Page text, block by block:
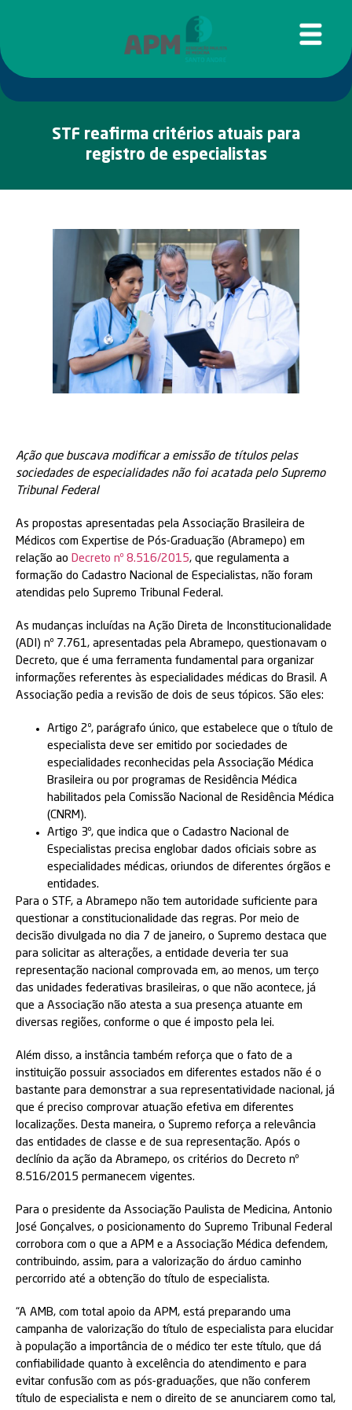
STF reafirma critérios atuais para
registro de especialistas
Ação que buscava modificar a emissão de títulos pelas
sociedades de especialidades não foi acatada pelo Supremo
Tribunal Federal
As propostas apresentadas pela Associação Brasileira de
Médicos com Expertise de Pós-Graduação (Abramepo) em
relação ao Decreto nº 8.516/2015, que regulamenta a
formação do Cadastro Nacional de Especialistas, não foram
atendidas pelo Supremo Tribunal Federal.
As mudanças incluídas na Ação Direta de Inconstitucionalidade
(ADI) nº 7.761, apresentadas pela Abramepo, questionavam o
Decreto, que é uma ferramenta fundamental para organizar
informações referentes às especialidades médicas do Brasil. A
Associação pedia a revisão de dois de seus tópicos. São eles:
Artigo 2º, parágrafo único, que estabelece que o título de
especialista deve ser emitido por sociedades de
especialidades reconhecidas pela Associação Médica
Brasileira ou por programas de Residência Médica
habilitados pela Comissão Nacional de Residência Médica
(CNRM).
Artigo 3º, que indica que o Cadastro Nacional de
Especialistas precisa englobar dados oficiais sobre as
especialidades médicas, oriundos de diferentes órgãos e
entidades.
Para o STF, a Abramepo não tem autoridade suficiente para
questionar a constitucionalidade das regras. Por meio de
decisão divulgada no dia 7 de janeiro, o Supremo destaca que
para solicitar as alterações, a entidade deveria ter sua
representação nacional comprovada em, ao menos, um terço
das unidades federativas brasileiras, o que não acontece, já
que a Associação não atesta a sua presença atuante em
diversas regiões, conforme o que é imposto pela lei.
Além disso, a instância também reforça que o fato de a
instituição possuir associados em diferentes estados não é o
bastante para demonstrar a sua representatividade nacional, já
que é preciso comprovar atuação efetiva em diferentes
localizações. Desta maneira, o Supremo reforça a relevância
das entidades de classe e de sua representação. Após o
declínio da ação da Abramepo, os critérios do Decreto nº
8.516/2015 permanecem vigentes.
Para o presidente da Associação Paulista de Medicina, Antonio
José Gonçalves, o posicionamento do Supremo Tribunal Federal
corrobora com o que a APM e a Associação Médica defendem,
contribuindo, assim, para a valorização do árduo caminho
percorrido até a obtenção do título de especialista.
“A AMB, com total apoio da APM, está preparando uma
campanha de valorização do título de especialista para elucidar
à população a importância de o médico ter este título, que dá
confiabilidade quanto à excelência do atendimento e para
evitar confusão com as pós-graduações, que não conferem
título de especialista e nem o direito de se anunciarem como tal,